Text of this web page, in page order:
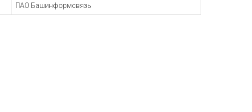
ПАО Башинформсвязь